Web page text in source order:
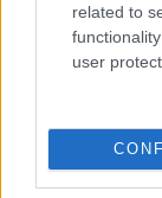
related to
user
Ο
πουλιέται
500.000